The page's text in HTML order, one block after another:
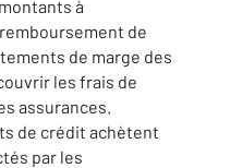
à
de
de marge des
les frais de
assurances.
de crédit achètent
par les